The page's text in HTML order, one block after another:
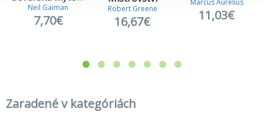
Neil Gaiman
7,70€
Robert Greene
16,67€
Marcus Aurelius
11,03€
Zaradené v kategóriách